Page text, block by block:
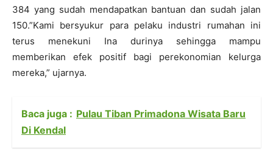
384 yang sudah mendapatkan bantuan dan sudah jalan
150.”Kami bersyukur para pelaku industri rumahan ini
terus menekuni Ina durinya sehingga mampu
memberikan efek positif bagi perekonomian kelurga
mereka,” ujarnya.
Baca juga : Pulau Tiban Primadona Wisata Baru
Di Kendal